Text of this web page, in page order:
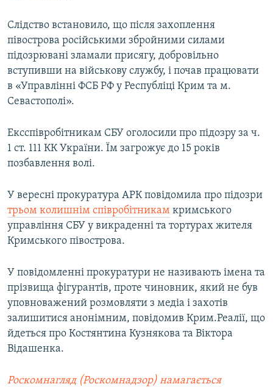
ВІДЕОУРОКИ «ELIFBE»
СВІДЧЕННЯ ОКУПАЦІЇ
УКРАЇНСЬКА ПРОБЛЕМА КРИМУ
ІНФОГРАФІКА
Русский
Qırımtatar
ДОЛУЧАЙСЯ!
Усі сайти RFE/RL
Слідство встановило, що після захоплення
півострова російськими збройними силами
підозрювані зламали присягу, добровільно
вступивши на військову службу, і почав працювати
в «Управлінні ФСБ РФ у Республіці Крим та м.
Севастополі».
Ексспівробітникам СБУ оголосили про підозру за ч.
1 ст. 111 КК України. Їм загрожує до 15 років
позбавлення волі.
У вересні прокуратура АРК повідомила про підозри
трьом колишнім співробітникам кримського
управління СБУ у викраденні та тортурах жителя
Кримського півострова.
У повідомленні прокуратури не називають імена та
прізвища фігурантів, проте чиновник, який не був
уповноважений розмовляти з медіа і захотів
залишитися анонімним, повідомив Крим.Реалії, що
йдеться про Костянтина Кузнякова та Віктора
Відашенка.
Роскомнагляд (Роскомнадзор) намагається